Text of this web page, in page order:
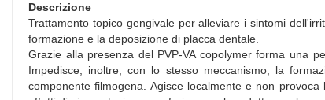
Descrizione
Trattamento topico gengivale per alleviare i sintomi
formazione e la deposizione di placca dentale.
Grazie alla presenza del PVP-VA copolymer forma una
Impedisce, inoltre, con lo stesso meccanismo, la
componente filmogena. Agisce localmente e non